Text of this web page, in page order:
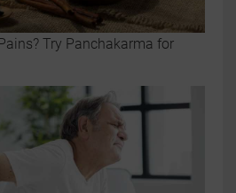
Try Panchakarma for